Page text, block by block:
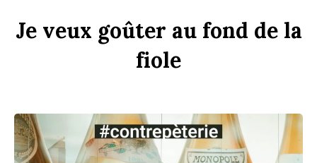
Je veux goûter au fond de la
fiole